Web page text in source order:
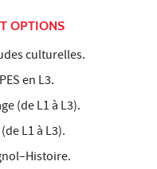
OPTIONS
culturelles.
en L3.
(de L1 à L3).
L1 à L3).